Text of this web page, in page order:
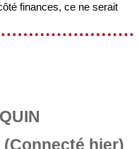
finances, ce ne serait
(Connecté hier)